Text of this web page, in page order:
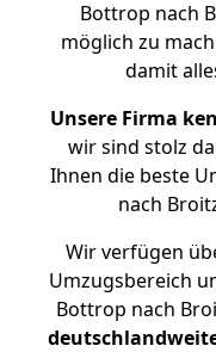
Bottrop nach
möglich zu
damit
Unsere Firma
wir sind stolz
Ihnen die beste
nach
Wir verfügen
Umzugsbereich
Bottrop nach